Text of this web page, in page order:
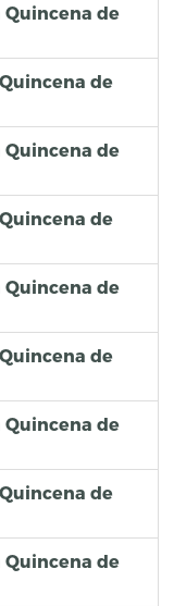
de
de
de
de
de
de
de
de
de